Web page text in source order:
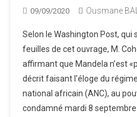
09/09/2020 Ousmane
Selon le Washington Post, qui
feuilles de cet ouvrage, M.
affirmant que Mandela n’est
décrit faisant l’éloge du
national africain (ANC), au
condamné mardi 8